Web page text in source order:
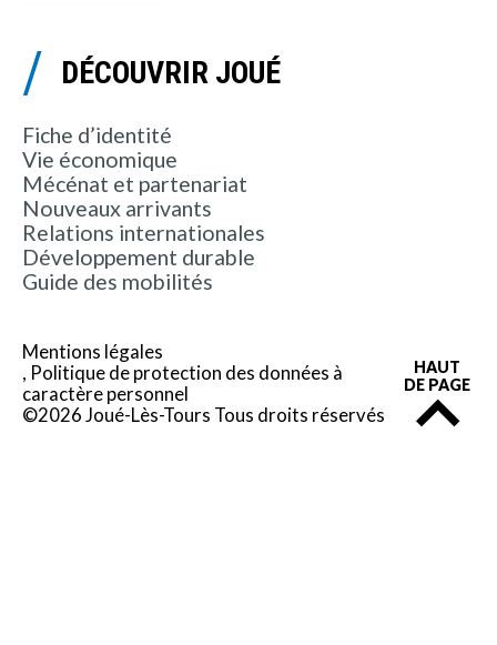
DÉCOUVRIR JOUÉ
Fiche d’identité
Vie économique
Mécénat et partenariat
Nouveaux arrivants
Relations internationales
Développement durable
Guide des mobilités
Mentions légales
Politique de protection des données à
caractère personnel
©2026 Joué-Lès-Tours Tous droits réservés
HAUT
DE PAGE